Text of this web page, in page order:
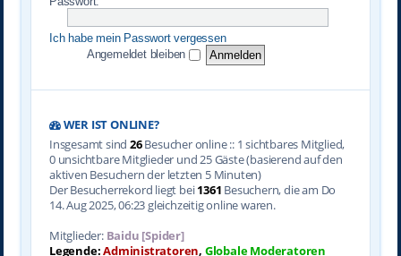
Ich habe mein Passwort vergessen
Angemeldet bleiben
WER IST ONLINE?
Insgesamt sind 26Besucher online :: 1 sichtbares Mitglied,
0 unsichtbare Mitglieder und 25 Gäste (basierend auf den
aktiven Besuchern der letzten 5 Minuten)
Der Besucherrekord liegt bei1361 Besuchern, die am Do
14. Aug 2025, 06:23 gleichzeitig online waren.
Mitglieder: Baidu [Spider]
Legende:Administratoren, Globale Moderatoren